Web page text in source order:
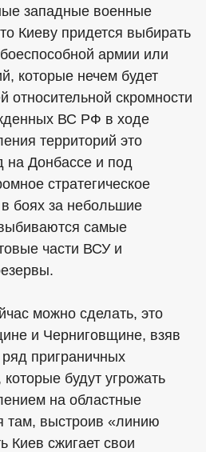
западные военные
Киеву придется выбирать
армии или
которые нечем будет
относительной скромности
ВС РФ в ходе
территорий это
на Донбассе и под
стратегическое
боях за небольшие
самые
части ВСУ и
можно сделать, это
и Черниговщине, взяв
приграничных
будут угрожать
на областные
там, выстроив «линию
Киев сжигает свои